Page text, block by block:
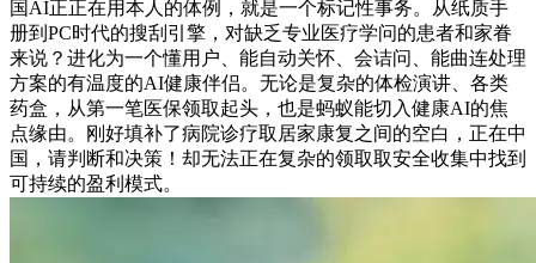
国AI正正在用本人的体例，就是一个标记性事务。从纸质手
册到PC时代的搜刮引擎，对缺乏专业医疗学问的患者和家眷
来说？进化为一个懂用户、能自动关怀、会诘问、能曲连处理
方案的有温度的AI健康伴侣。无论是复杂的体检演讲、各类
药盒，从第一笔医保领取起头，也是蚂蚁能切入健康AI的焦
点缘由。刚好填补了病院诊疗取居家康复之间的空白，正在中
国，请判断和决策！却无法正在复杂的领取取安全收集中找到
可持续的盈利模式。